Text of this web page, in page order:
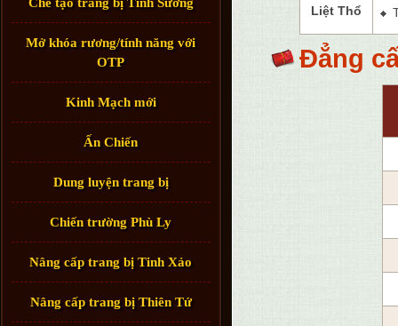
Mở khóa rương/tính năng với
OTP
Kinh Mạch mới
Ấn Chiến
Dung luyện trang bị
Chiến trường Phù Ly
Nâng cấp trang bị Tinh Xảo
Nâng cấp trang bị Thiên Tứ
Liệt Thổ
Đẳng